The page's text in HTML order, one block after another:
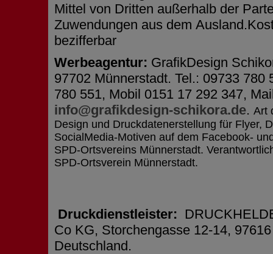
Mittel von Dritten außerhalb der
Zuwendungen aus dem
bezifferbar
Werbeagentur: GrafikDesign
97702 Münnerstadt. Tel.: 09733
780 551, Mobil 0151 17 292 347,
info@grafikdesign-schikora.de. Art
Design und Druckdatenerstellung für Flyer,
SocialMedia-Motiven auf dem Facebook-
SPD-Ortsvereins Münnerstadt.
SPD-Ortsverein Münnerstadt.
Druckdienstleister:
Co KG, Storchengasse 12-14,
Deutschland.